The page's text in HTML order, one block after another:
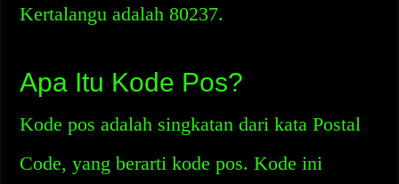
Kertalangu adalah 80237.
Apa Itu Kode Pos?
Kode pos adalah singkatan dari kata Postal
Code, yang berarti kode pos. Kode ini